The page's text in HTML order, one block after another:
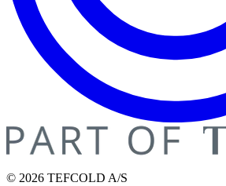
© 2026 TEFCOLD A/S